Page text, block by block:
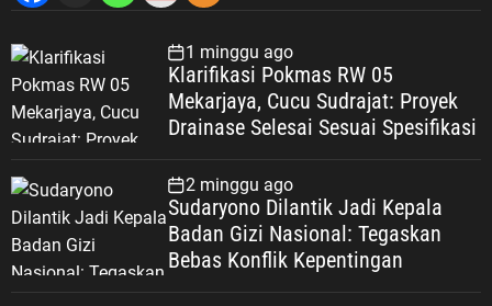
1 minggu ago
Klarifikasi Pokmas RW 05
Mekarjaya, Cucu Sudrajat: Proyek
Drainase Selesai Sesuai Spesifikasi
2 minggu ago
Sudaryono Dilantik Jadi Kepala
Badan Gizi Nasional: Tegaskan
Bebas Konflik Kepentingan